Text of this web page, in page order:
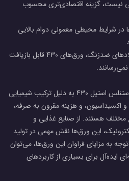
نیست، گزینه اقتصادی‌تری محسوب
در شرایط محیطی معمولی دوام بالایی
: مانند سایر فولادهای ضدزنگ، ورق‌های 430 قابل بازیافت
در مجموع میتوان گفت ورق‌های استنلس استیل 430 به دلیل ترکیب شیمیایی
اکسیداسیون، و هزینه مقرون به صرفه،
مختلف هستند. از صنایع غذایی و
این ورق‌ها نقش مهمی در تولید
به مزایای فراوان این ورق‌ها، می‌توان
استیل 430 گزینه‌ای ایده‌آل برای بسیاری از کاربردهای